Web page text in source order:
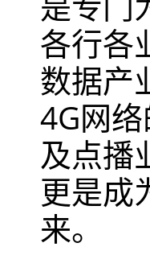
各行各
数据产
4G网
及点播
更是成
来。